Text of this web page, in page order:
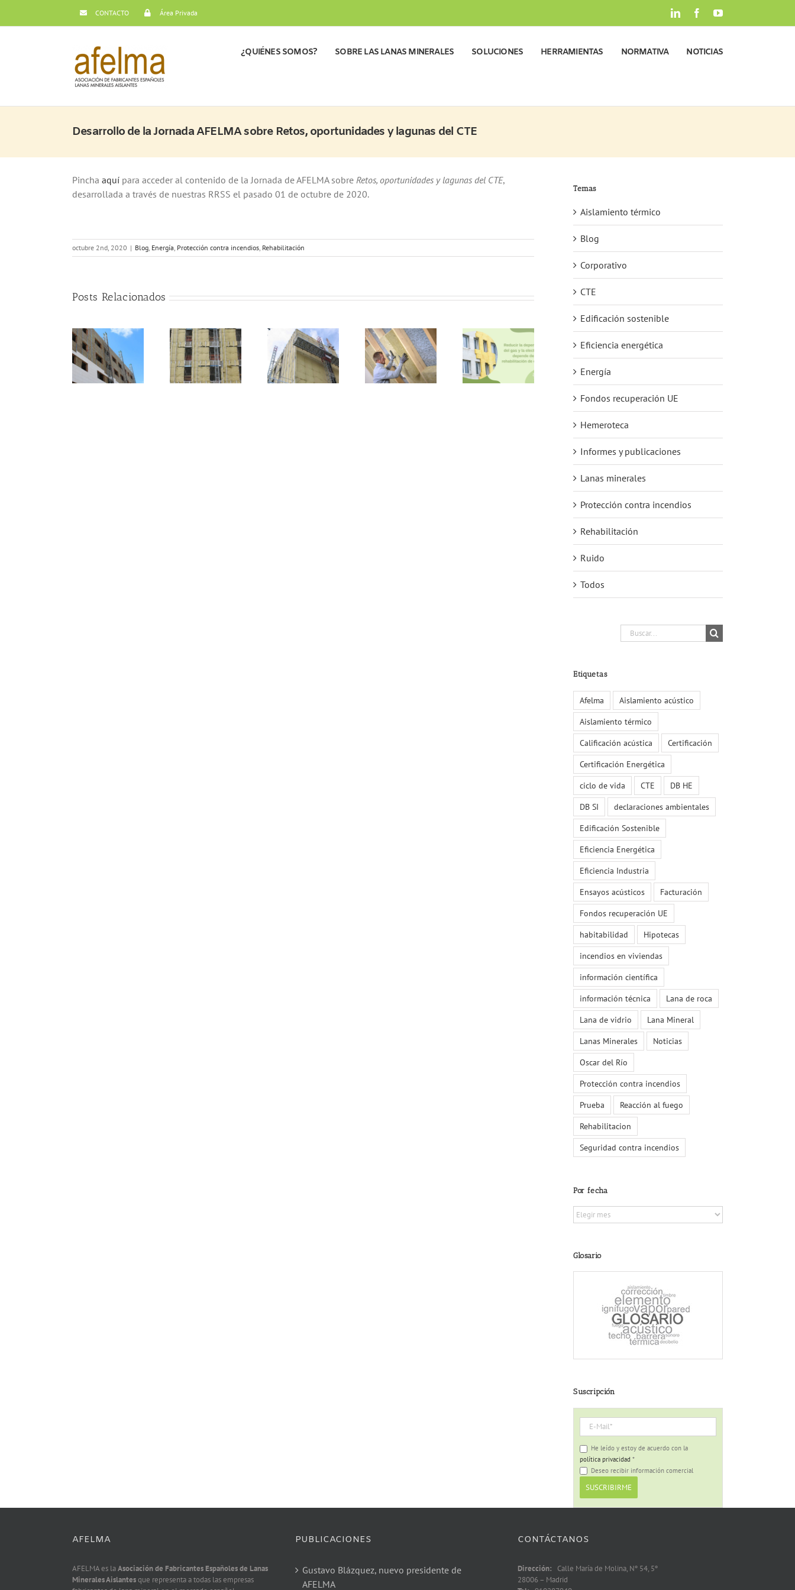
CONTACTO Área Privada LinkedInFacebookYouTube
¿QUIÉNES SOMOS? SOBRE LAS LANAS MINERALES SOLUCIONES HERRAMIENTAS NORMATIVA NOTICIAS
Desarrollo de la Jornada AFELMA sobre Retos, oportunidades y lagunas del CTE
Pincha aquí para acceder al contenido de la Jornada de AFELMA sobre Retos, oportunidades y lagunas del CTE,
desarrollada a través de nuestras RRSS el pasado 01 de octubre de 2020.
octubre 2nd, 2020 | Blog, Energía, Protección contra incendios, Rehabilitación
Posts Relacionados
reclaman a
gobiernos que
el aislamiento
acústico sea
8 de
noviembre:
Día Mundial
del
La clave del
ahorro
energético es
el aislamiento
térmico de los
La
rehabilitación
de edificios es
clave para
reducir la
dependencia
lamenta la
perdida en la
nueva Ley de
Vivienda para
impulsar el
ATEDY
reclaman a
los futuros
gobiernos que
el aislamiento
acústico sea
en la
rehabilitación
de edificios
noviembre:
Temas
Aislamiento térmico
Blog
Corporativo
CTE
Edificación sostenible
Eficiencia energética
Energía
Fondos recuperación UE
Hemeroteca
Informes y publicaciones
Lanas minerales
Protección contra incendios
Rehabilitación
Ruido
Todos
Buscar:
Etiquetas
Afelma
Aislamiento acústico
Aislamiento térmico
Calificación acústica
Certificación
Certificación Energética
ciclo de vida
CTE
DB HE
DB SI
declaraciones ambientales
Edificación Sostenible
Eficiencia Energética
Eficiencia Industria
Ensayos acústicos
Facturación
Fondos recuperación UE
habitabilidad
Hipotecas
incendios en viviendas
información científica
información técnica
Lana de roca
Lana de vidrio
Lana Mineral
Lanas Minerales
Noticias
Oscar del Río
Protección contra incendios
Prueba
Reacción al fuego
Rehabilitacion
Seguridad contra incendios
Por fecha
Por
fecha
Glosario
Suscripción
He leído y estoy de acuerdo con la
política privacidad *
Deseo recibir información comercial
AFELMA
AFELMA es laAsociación de Fabricantes Españoles de Lanas
Minerales Aislantesque representa a todas las empresas
PUBLICACIONES
Gustavo Blázquez, nuevo presidente de
AFELMA
CONTÁCTANOS
Dirección: Calle María de Molina, Nº 54, 5º
28006 – Madrid